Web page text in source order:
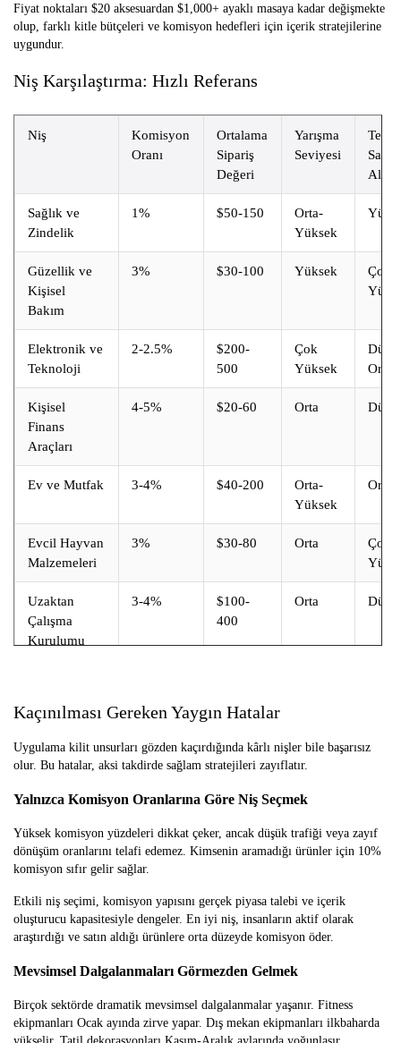
Fiyat noktaları $20 aksesuardan $1,000+ ayaklı masaya kadar değişmekte
olup, farklı kitle bütçeleri ve komisyon hedefleri için içerik stratejilerine
uygundur.
Niş Karşılaştırma: Hızlı Referans
Niş
Komisyon
Oranı
Ortalama
Sipariş
Değeri
Yarışma
Seviyesi
Satın
Alma
Sağlık ve
Zindelik
1% $50-150
Orta-
Yüksek
Güzellik ve
Kişisel
Bakım
3% $30-100 Yüksek
Çok
Elektronik ve
Teknoloji
2-2.5%
$200-
500
Çok
Yüksek
Orta
Kişisel
Finans
Araçları
4-5% $20-60 Orta
Ev ve Mutfak 3-4% $40-200
Orta-
Yüksek
Orta
Evcil Hayvan
Malzemeleri
3% $30-80 Orta
Çok
Uzaktan
Çalışma
Kurulumu
3-4%
$100-
400
Orta
Kaçınılması Gereken Yaygın Hatalar
Uygulama kilit unsurları gözden kaçırdığında kârlı nişler bile başarısız
olur. Bu hatalar, aksi takdirde sağlam stratejileri zayıflatır.
Yalnızca Komisyon Oranlarına Göre Niş Seçmek
Yüksek komisyon yüzdeleri dikkat çeker, ancak düşük trafiği veya zayıf
dönüşüm oranlarını telafi edemez. Kimsenin aramadığı ürünler için 10%
komisyon sıfır gelir sağlar.
Etkili niş seçimi, komisyon yapısını gerçek piyasa talebi ve içerik
oluşturucu kapasitesiyle dengeler. En iyi niş, insanların aktif olarak
araştırdığı ve satın aldığı ürünlere orta düzeyde komisyon öder.
Mevsimsel Dalgalanmaları Görmezden Gelmek
Birçok sektörde dramatik mevsimsel dalgalanmalar yaşanır. Fitness
ekipmanları Ocak ayında zirve yapar. Dış mekan ekipmanları ilkbaharda